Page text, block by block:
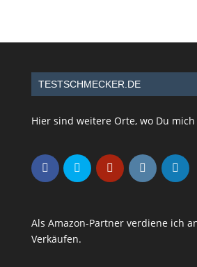
TESTSCHMECKER.DE
Hier sind weitere Orte, wo Du
Als Amazon-Partner verdiene ich
Verkäufen.